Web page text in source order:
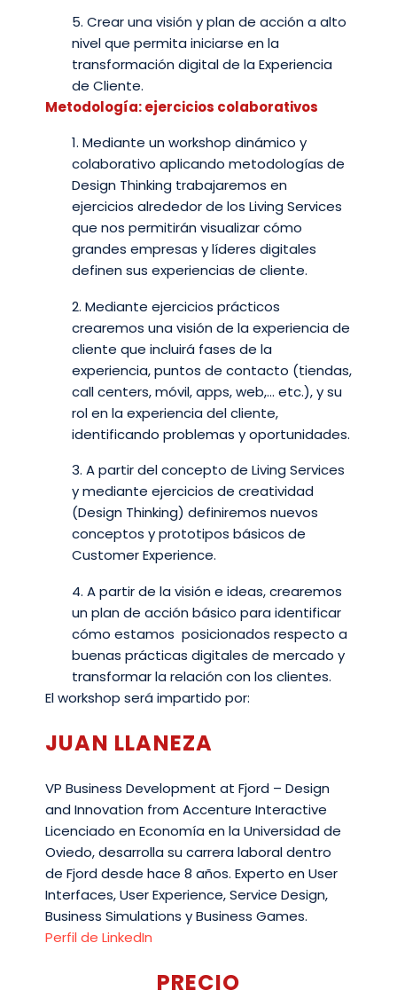
5. Crear una visión y plan de acción a alto
nivel que permita iniciarse en la
transformación digital de la Experiencia
de Cliente.
Metodología: ejercicios colaborativos
1. Mediante un workshop dinámico y
colaborativo aplicando metodologías de
Design Thinking trabajaremos en
ejercicios alrededor de los Living Services
que nos permitirán visualizar cómo
grandes empresas y líderes digitales
definen sus experiencias de cliente.
2. Mediante ejercicios prácticos
crearemos una visión de la experiencia de
cliente que incluirá fases de la
experiencia, puntos de contacto (tiendas,
call centers, móvil, apps, web,… etc.), y su
rol en la experiencia del cliente,
identificando problemas y oportunidades.
3. A partir del concepto de Living Services
y mediante ejercicios de creatividad
(Design Thinking) definiremos nuevos
conceptos y prototipos básicos de
Customer Experience.
4. A partir de la visión e ideas, crearemos
un plan de acción básico para identificar
cómo estamos posicionados respecto a
buenas prácticas digitales de mercado y
transformar la relación con los clientes.
El workshop será impartido por:
JUAN LLANEZA
VP Business Development at Fjord – Design
and Innovation from Accenture Interactive
Licenciado en Economía en la Universidad de
Oviedo, desarrolla su carrera laboral dentro
de Fjord desde hace 8 años. Experto en User
Interfaces, User Experience, Service Design,
Business Simulations y Business Games.
Perfil de LinkedIn
PRECIO